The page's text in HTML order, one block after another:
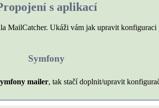
s aplikací
MailCatcher. Ukáži vám jak upravit konfiguraci
Symfony
mailer, tak stačí doplnit/upravit